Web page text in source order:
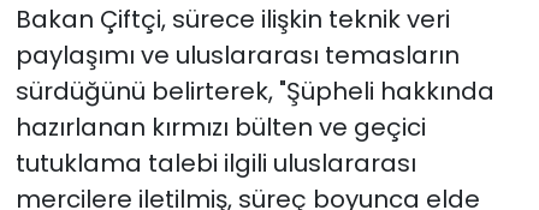
Bakan Çiftçi, sürece ilişkin teknik veri
paylaşımı ve uluslararası temasların
sürdüğünü belirterek, "Şüpheli hakkında
hazırlanan kırmızı bülten ve geçici
tutuklama talebi ilgili uluslararası
mercilere iletilmiş, süreç boyunca elde